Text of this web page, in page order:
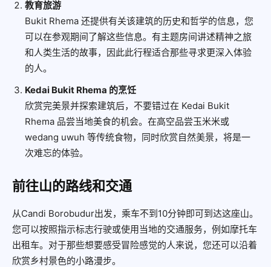
教育旅游
Bukit Rhema 还提供有关该建筑的历史和哲学的信息，您
可以在参观期间了解这些信息。有主题房间讲述精神之旅
和人类生活的故事，因此此行程适合那些寻求更深入体验
的人。
Kedai Bukit Rhema 的烹饪
欣赏完美景并探索建筑后，不要错过在 Kedai Bukit
Rhema 品尝当地美食的机会。在高空品尝玉米米或
wedang uwuh 等传统食物，同时欣赏自然美景，将是一
次难忘的体验。
前往山的路线和交通
从Candi Borobudur出发，乘车不到10分钟即可到达这座山。
您可以按照指示标志行驶或使用当地的交通服务，例如摩托车
出租车。对于那些想要感受冒险感觉的人来说，您还可以沿着
欣赏乡村景色的小路漫步。